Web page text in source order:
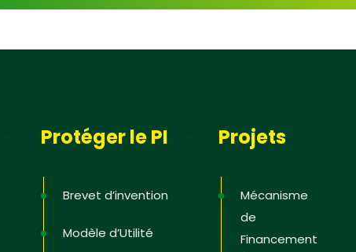
Protéger le PI
Brevet d’invention
Modèle d’Utilité
Projets
Mécanisme
de
Financement